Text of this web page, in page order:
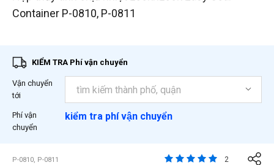
Container P-0810, P-0811
KIỂM TRA Phí vận chuyển
Vận chuyển
tới
Phí vận
chuyển
kiểm tra phí vận chuyển
P-0810, P-0811 5 trên đánh giá của 5
2